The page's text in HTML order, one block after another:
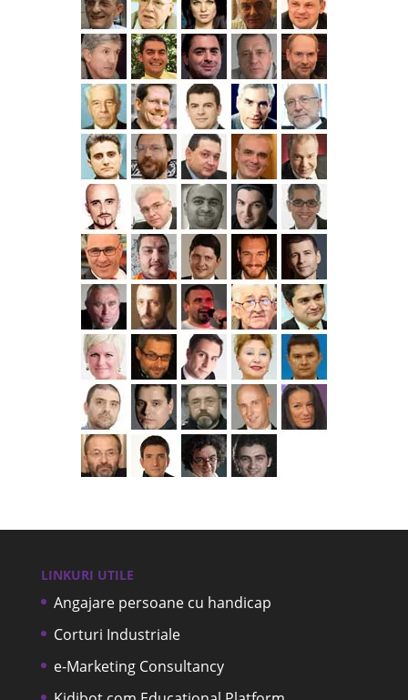
LINKURI UTILE
Angajare persoane cu handicap
Corturi Industriale
e-Marketing Consultancy